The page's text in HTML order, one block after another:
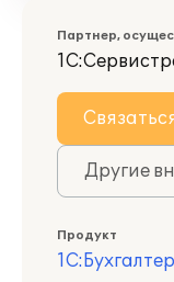
Партнер,
Другие
Продукт